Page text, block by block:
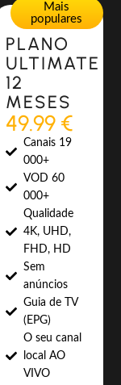
Mais
populares
PLANO
ULTIMATE
12
MESES
49.99 €
Canais 19
000+
VOD 60
000+
Qualidade
4K, UHD,
FHD, HD
Sem
anúncios
Guia de TV
(EPG)
O seu canal
local AO
VIVO